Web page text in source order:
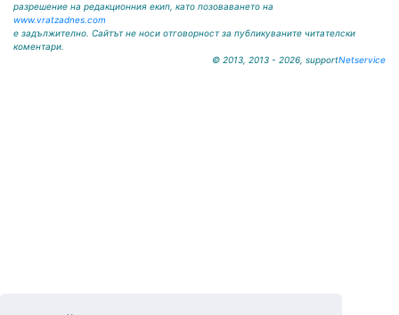
разрешение на редакционния екип, като позоваването на
www.vratzadnes.com
е задължително. Сайтът не носи отговорност за публикуваните читателски
коментари.
© 2013, 2013 - 2026, supportNetservice